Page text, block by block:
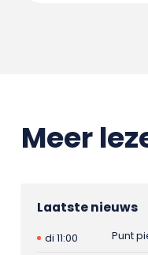
Meer
Laatste nieuws
di 11:00
Punt